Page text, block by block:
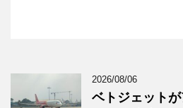
2026/08/06
ベトジェット